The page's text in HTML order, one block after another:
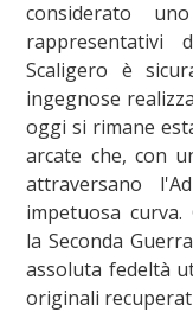
considerato
Scaligero è
ingegnose
oggi si rimane
arcate che, con
attraversano
impetuosa
la Seconda
assoluta fedeltà
originali